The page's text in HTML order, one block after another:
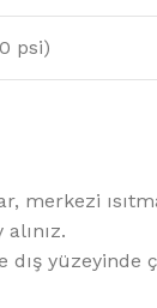
psi)
merkezi
yüzeyinde